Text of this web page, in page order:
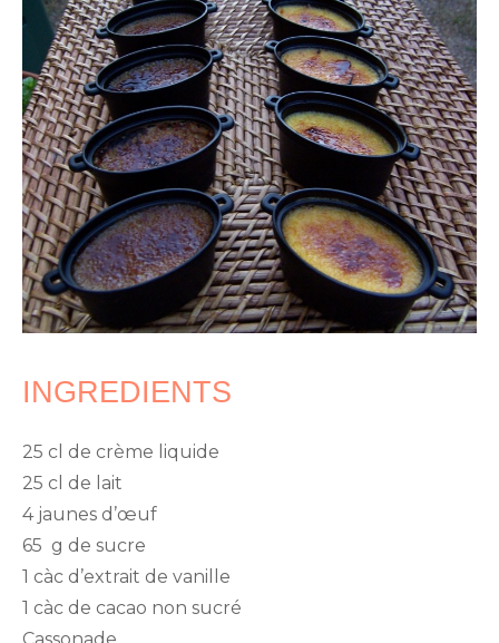
INGREDIENTS
25 cl de crème liquide
25 cl de lait
4 jaunes d’œuf
65 g de sucre
1 càc d’extrait de vanille
1 càc de cacao non sucré